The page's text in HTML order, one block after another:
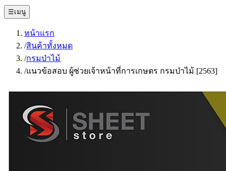
☰เมนู
หน้าแรก
/สินค้าทั้งหมด
/กรมป่าไม้
/แนวข้อสอบ ผู้ช่วยเจ้าหน้าที่การเกษตร กรมป่าไม้ [2563]